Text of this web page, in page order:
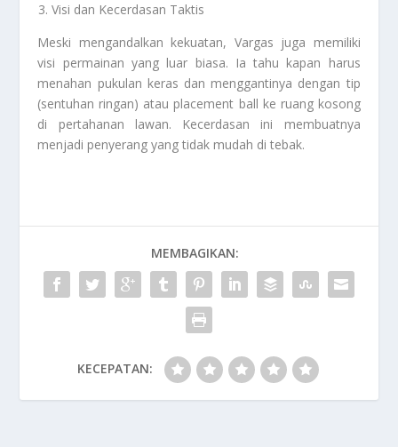
Visi dan Kecerdasan Taktis
Meski mengandalkan kekuatan, Vargas juga memiliki
visi permainan yang luar biasa. Ia tahu kapan harus
menahan pukulan keras dan menggantinya dengan tip
(sentuhan ringan) atau placement ball ke ruang kosong
di pertahanan lawan. Kecerdasan ini membuatnya
menjadi penyerang yang tidak mudah di tebak.
MEMBAGIKAN:
KECEPATAN: